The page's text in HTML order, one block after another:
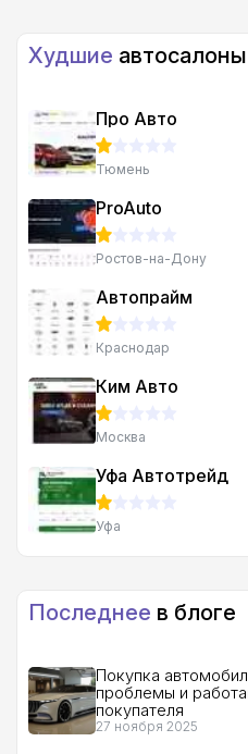
Худшие автосалоны
Про Авто
Тюмень
ProAuto
Ростов-на-Дону
Автопрайм
Краснодар
Ким Авто
Москва
Уфа Автотрейд
Уфа
Последнее в блоге
Покупка
проблемы и
покупателя
27 ноября 2025